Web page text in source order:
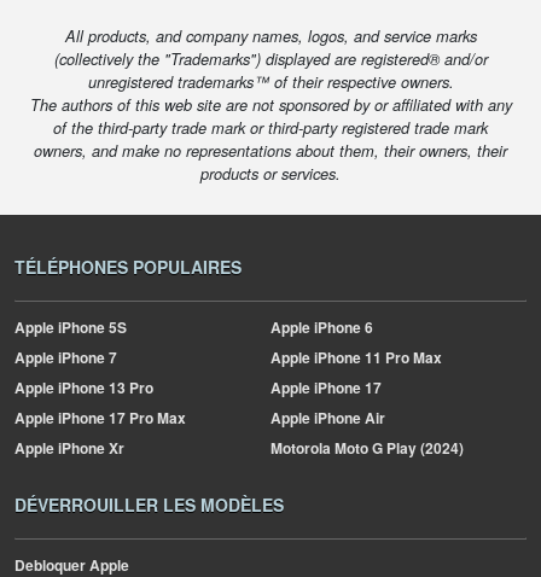
All products, and company names, logos, and service marks
(collectively the "Trademarks") displayed are registered® and/or
unregistered trademarks™ of their respective owners.
The authors of this web site are not sponsored by or affiliated with any
of the third-party trade mark or third-party registered trade mark
owners, and make no representations about them, their owners, their
products or services.
TÉLÉPHONES POPULAIRES
AppleiPhone 5S AppleiPhone 6
AppleiPhone 7 AppleiPhone 11 Pro Max
AppleiPhone 13 Pro AppleiPhone 17
AppleiPhone 17 Pro Max AppleiPhone Air
AppleiPhone Xr MotorolaMoto G Play (2024)
DÉVERROUILLER LES MODÈLES
Debloquer Apple